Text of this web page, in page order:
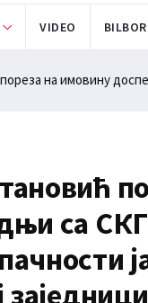
VIDEO
на имовину
комараца 10. и
са
заједници